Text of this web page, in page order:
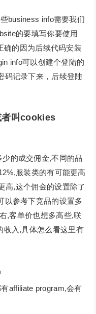
business info需要我们
的要填写你要使用
确的因为后续代码安装
info可以创建个登陆的
码记录下来，后续登陆
叫cookies
的成交佣金,不同的品
服装类的有可能更高
高,这个佣金的设置除了
以参考下竞品的设置多
,客单价也想多高些,联
收入,具体怎么看这里有
affiliate program,会有